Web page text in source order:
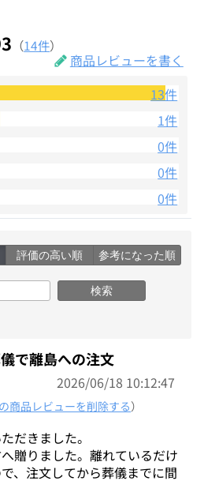
（14件）
商品レビューを書く
13件
1件
0件
0件
0件
評価の高い順 参考になった順
検索
で離島への注文
2026/06/18 10:12:47
商品レビューを削除する）
だきました。
贈りました。離れているだけ
、注文してから葬儀までに間